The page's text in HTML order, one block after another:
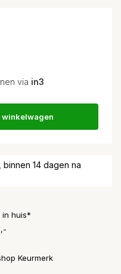
via in3
winkelwagen
binnen 14 dagen na
in huis*
Keurmerk